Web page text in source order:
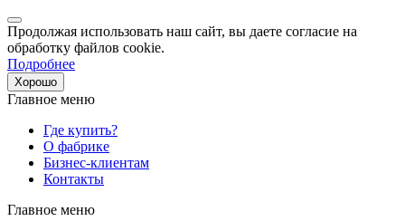
Продолжая использовать наш сайт, вы даете согласие на
обработку файлов cookie.
Подробнее
Хорошо
Главное меню
Где купить?
О фабрике
Бизнес-клиентам
Контакты
Главное меню